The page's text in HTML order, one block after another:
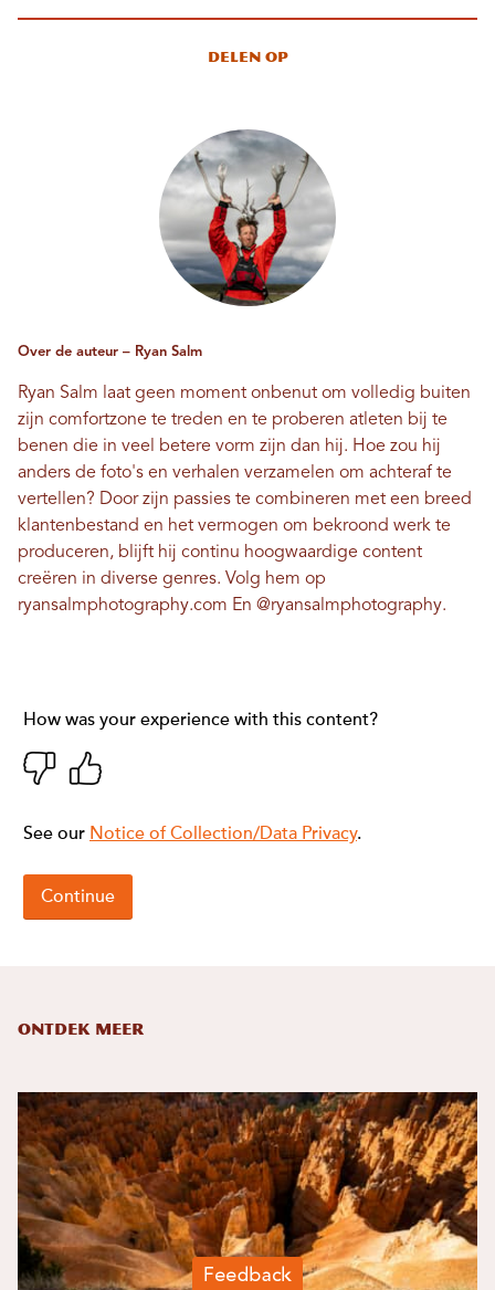
Delen op
Over de auteur – Ryan Salm
Ryan Salm laat geen moment onbenut om volledig buiten
zijn comfortzone te treden en te proberen atleten bij te
benen die in veel betere vorm zijn dan hij. Hoe zou hij
anders de foto's en verhalen verzamelen om achteraf te
vertellen? Door zijn passies te combineren met een breed
klantenbestand en het vermogen om bekroond werk te
produceren, blijft hij continu hoogwaardige content
creëren in diverse genres. Volg hem op
ryansalmphotography.com En @ryansalmphotography.
Ontdek meer